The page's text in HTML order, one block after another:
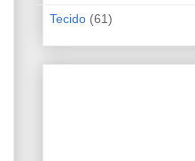
Tecido (61)